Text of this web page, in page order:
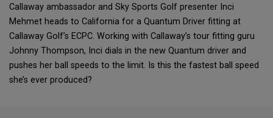
Callaway ambassador and Sky Sports Golf presenter Inci
Mehmet heads to California for a Quantum Driver fitting at
Callaway Golf’s ECPC. Working with Callaway’s tour fitting guru
Johnny Thompson, Inci dials in the new Quantum driver and
pushes her ball speeds to the limit. Is this the fastest ball speed
she’s ever produced?